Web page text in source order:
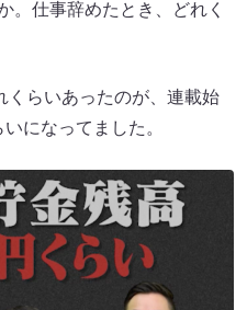
仕事辞めたとき、どれく
らいあったのが、連載始
になってました。